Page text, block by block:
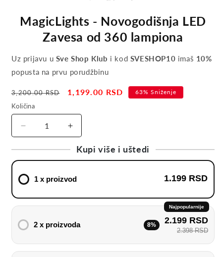
MagicLights - Novogodišnja LED
Zavesa od 360 lampiona
Uz prijavu u Sve Shop Klub i kod SVESHOP10 imaš 10%
popusta na prvu porudžbinu
Regular
price
3,200.00 RSD
Sale
1,199.00 RSD 63% Sniženje
Količina
Decrease
quantity
for
MagicLights
-
Novogodišnja
360
Increase
quantity
for
MagicLights
Novogodišnja
360
Kupi više i uštedi
1 x proizvod 1.199 RSD
Najpopularnije
2 x proizvoda 8% 2.199 RSD
2.398 RSD